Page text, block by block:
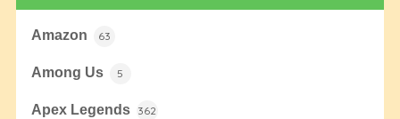
Amazon 63
Among Us 5
Apex Legends 362